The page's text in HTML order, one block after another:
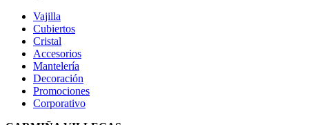
Vajilla
Cubiertos
Cristal
Accesorios
Mantelería
Decoración
Promociones
Corporativo